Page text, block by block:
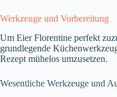
Werkzeuge und Vorbereitung
Um Eier Florentine perfekt
grundlegende
Rezept mühelos umzusetzen.
Wesentliche Werkzeuge und